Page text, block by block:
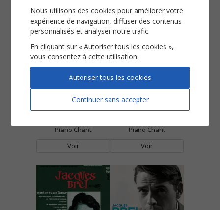
Voir
Voir
Piano Chant
Voir
Piano Chant
Voir
Nous utilisons des cookies pour améliorer votre
expérience de navigation, diffuser des contenus
personnalisés et analyser notre trafic.
En cliquant sur « Autoriser tous les cookies »,
vous consentez à cette utilisation.
Continuer sans accepter
Autoriser tous les cookies